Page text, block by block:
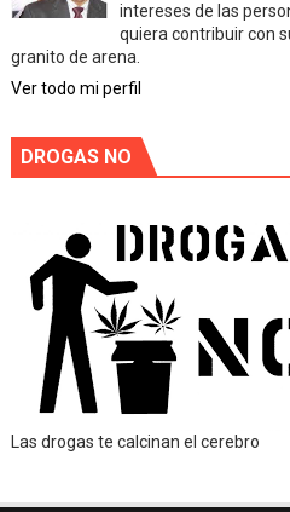
intereses de las
quiera contribuir con
granito de arena.
Ver todo mi perfil
DROGAS NO
Las drogas te calcinan el cerebro